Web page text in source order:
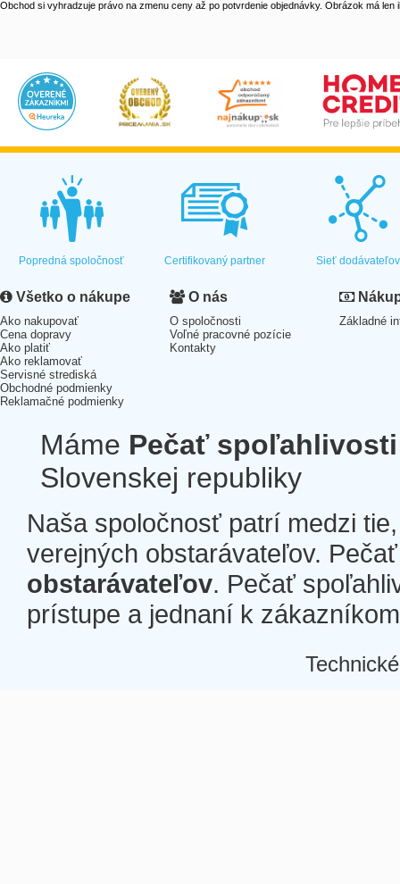
Obchod si vyhradzuje právo na zmenu ceny až po potvrdenie objednávky. Obrázok má len
Popredná spoločnosť Certifikovaný partner Sieť dodávateľov
Všetko o nákupe
Ako nakupovať
Cena dopravy
Ako platiť
Ako reklamovať
Servisné strediská
Obchodné podmienky
Reklamačné podmienky
O nás
O spoločnosti
Voľné pracovné pozície
Kontakty
Základné
Máme Pečať spoľahlivosti
Slovenskej republiky
Naša spoločnosť patrí medzi
verejných obstarávateľov.
obstarávateľov. Pečať
prístupe a jednaní k